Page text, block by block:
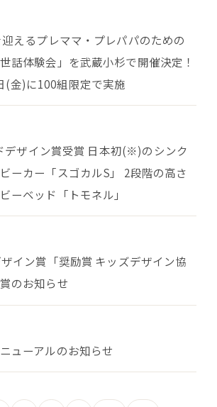
えるプレママ・プレパパのための
話体験会」を武蔵小杉で開催決定！
(金)に100組限定で実施
デザイン賞受賞 日本初(※)のシンク
ーカー「スゴカルS」 2段階の高さ
ーベッド「トモネル」
イン賞「奨励賞 キッズデザイン協
のお知らせ
ューアルのお知らせ